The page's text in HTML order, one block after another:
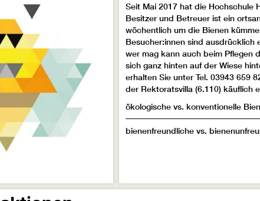
Seit Mai 2017 hat die Hochschule
Besitzer und Betreuer ist ein
wöchentlich um die Bienen
Besucher:innen sind
wer mag kann auch beim Pflegen
sich ganz hinten auf der Wiese
erhalten Sie unter Tel. 03943 659
der Rektoratsvilla (6.110) käuflich
ökologische vs. konventionelle
bienenfreundliche vs.